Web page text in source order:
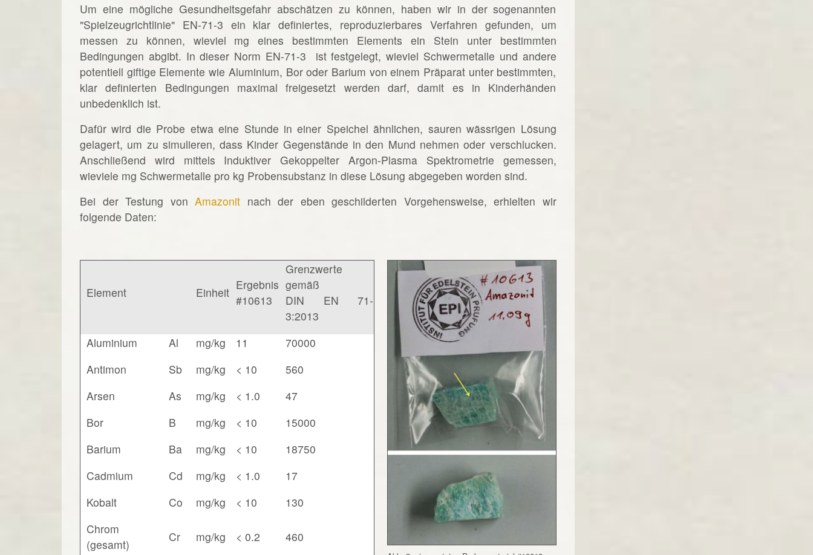
Um eine mögliche Gesundheitsgefahr abschätzen zu können, haben wir in der sogenannten
"Spielzeugrichtlinie" EN-71-3 ein klar definiertes, reproduzierbares Verfahren gefunden, um
messen zu können, wieviel mg eines bestimmten Elements ein Stein unter bestimmten
Bedingungen abgibt. In dieser Norm EN-71-3 ist festgelegt, wieviel Schwermetalle und andere
potentiell giftige Elemente wie Aluminium, Bor oder Barium von einem Präparat unter bestimmten,
klar definierten Bedingungen maximal freigesetzt werden darf, damit es in Kinderhänden
unbedenklich ist.
Dafür wird die Probe etwa eine Stunde in einer Speichel ähnlichen, sauren wässrigen Lösung
gelagert, um zu simulieren, dass Kinder Gegenstände in den Mund nehmen oder verschlucken.
Anschließend wird mittels Induktiver Gekoppelter Argon-Plasma Spektrometrie gemessen,
wieviele mg Schwermetalle pro kg Probensubstanz in diese Lösung abgegeben worden sind.
Bei der Testung von Amazonit nach der eben geschilderten Vorgehensweise, erhielten wir
folgende Daten:
Element Einheit
Ergebnis
#10613
Grenzwerte
gemäß
DIN EN 71-
3:2013
Aluminium
Al mg/kg 11
70000
Antimon
Sb mg/kg < 10
560
Arsen
As mg/kg < 1.0
47
Bor
B mg/kg < 10
15000
Barium
Ba mg/kg < 10
18750
Cadmium
Cd mg/kg < 1.0
17
Kobalt
Co mg/kg < 10
130
Chrom
(gesamt)
Cr mg/kg < 0.2 460